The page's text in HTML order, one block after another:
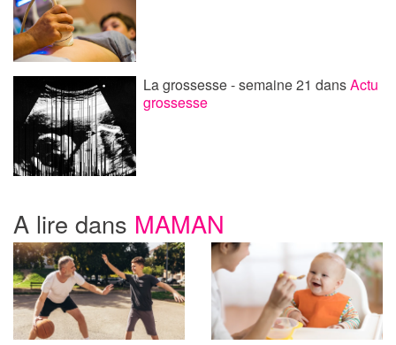
La grossesse - semaine 21dansActu
grossesse
A lire dans MAMAN